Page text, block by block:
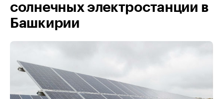
солнечных электростанции в
Башкирии